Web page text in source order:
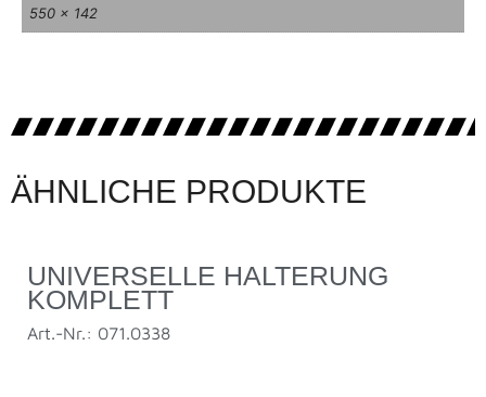
550 x 142
ÄHNLICHE PRODUKTE
UNIVERSELLE HALTERUNG
KOMPLETT
Art.-Nr.: 071.0338